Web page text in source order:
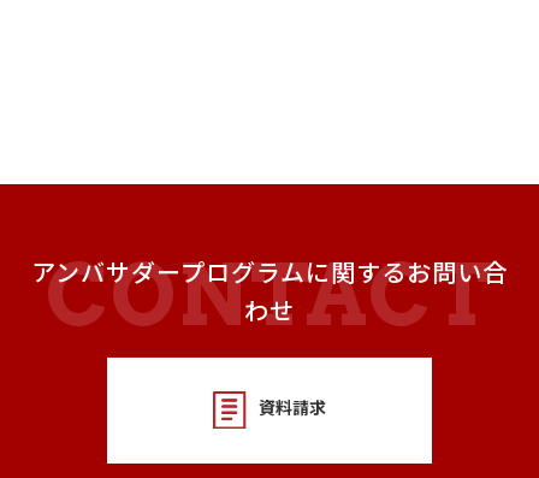
アンバサダープログラムに関するお問い合
わせ
資料請求